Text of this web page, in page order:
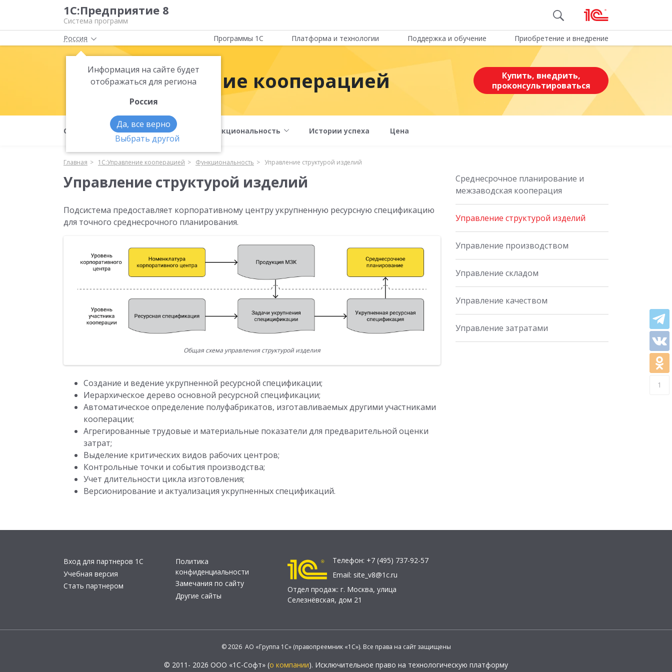
1С:Предприятие 8
Система программ
Россия
Информация на сайте будет
отображаться для региона
Россия
Да, все верно
Выбрать другой
Программы 1С Платформа и технологии Поддержка и обучение Приобретение и внедрение
1С:Управление кооперацией
Купить, внедрить,
проконсультироваться
О продукте Преимущества Функциональность Истории успеха Цена
Главная 1С:Управление кооперацией Функциональность Управление структурой изделий
Управление структурой изделий
Подсистема предоставляет корпоративному центру укрупненную ресурсную спецификацию
для точного среднесрочного планирования.
Общая схема управления структурой изделия
Создание и ведение укрупненной ресурсной спецификации;
Иерархическое дерево основной ресурсной спецификации;
Автоматическое определение полуфабрикатов, изготавливаемых другими участниками
кооперации;
Агрегированные трудовые и материальные показатели для предварительной оценки
затрат;
Выделение критических видов рабочих центров;
Контрольные точки и события производства;
Учет длительности цикла изготовления;
Версионирование и актуализация укрупненных спецификаций.
1
Среднесрочное планирование и
межзаводская кооперация
Управление структурой изделий
Управление производством
Управление складом
Управление качеством
Управление затратами
Вход для партнеров 1С
Учебная версия
Стать партнером
Политика
конфиденциальности
Замечания по сайту
Другие сайты
Телефон: +7 (495) 737-92-57
Email: site_v8@1c.ru
Отдел продаж: г. Москва, улица
Селезнёвская, дом 21
© 2026 АО «Группа 1С» (правопреемник «1С»). Все права на сайт защищены
© 2011- 2026 ООО «1С-Софт» (о компании). Исключительное право на технологическую платформу